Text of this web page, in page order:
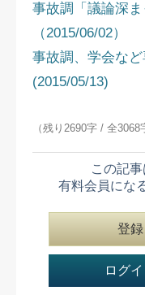
事故調「議論深ま
（2015/06/02）
事故調、学会な
(2015/05/13)
（残り2690字 / 全3068
この記事
有料会員にな
登
ログ